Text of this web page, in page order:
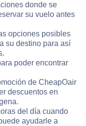
donde se
su vuelo antes
opciones posibles
su destino para así
poder encontrar
de CheapOair
descuentos en
del día cuando
ayudarle a